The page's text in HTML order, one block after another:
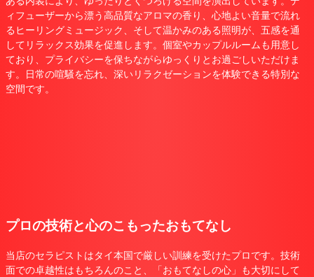
ィフューザーから漂う高品質なアロマの香り、心地よい音量で流れ
るヒーリングミュージック、そして温かみのある照明が、五感を通
してリラックス効果を促進します。個室やカップルルームも用意し
ており、プライバシーを保ちながらゆっくりとお過ごしいただけま
す。日常の喧騒を忘れ、深いリラクゼーションを体験できる特別な
空間です。
プロの技術と心のこもったおもてなし
当店のセラピストはタイ本国で厳しい訓練を受けたプロです。技術
面での卓越性はもちろんのこと、「おもてなしの心」も大切にして